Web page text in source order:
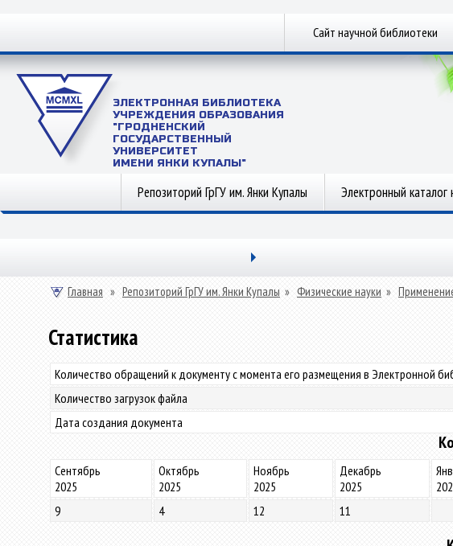
Сайт научной библиотеки
ЭЛЕКТРОННАЯ БИБЛИОТЕКА
УЧРЕЖДЕНИЯ ОБРАЗОВАНИЯ
"ГРОДНЕНСКИЙ
ГОСУДАРСТВЕННЫЙ
УНИВЕРСИТЕТ
ИМЕНИ ЯНКИ КУПАЛЫ"
Репозиторий ГрГУ им. Янки Купалы Электронный каталог
Главная » Репозиторий ГрГУ им. Янки Купалы » Физические науки »
Статистика
Количество обращений к документу с момента его размещения в Электронной
Количество загрузок файла
Дата создания документа
Сентябрь
2025
Октябрь
2025
Ноябрь
2025
Декабрь
2025
9
4 12 11